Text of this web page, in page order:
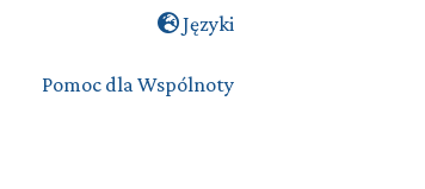
Języki
Pomoc dla Wspólnoty